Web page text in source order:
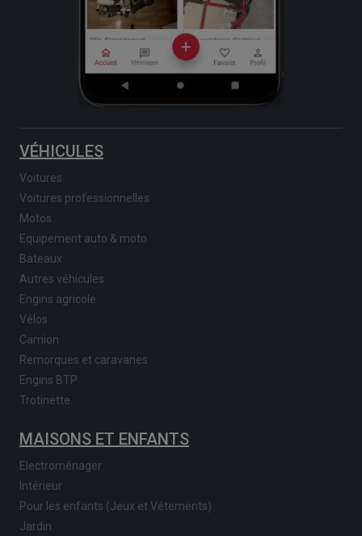
VÉHICULES
Voitures
Voitures professionnelles
Motos
Equipement auto & moto
Bateaux
Autres véhicules
Engins agricole
Vélos
Camion
Remorques et caravanes
Engins BTP
Trotinette
MAISONS ET ENFANTS
Electroménager
Intérieur
Pour les enfants (Jeux et Vêtements)
Jardin